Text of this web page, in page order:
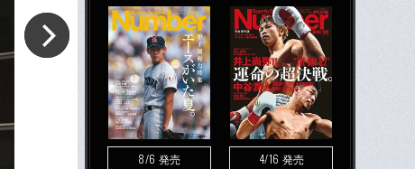
8/6 発売 4/16 発売